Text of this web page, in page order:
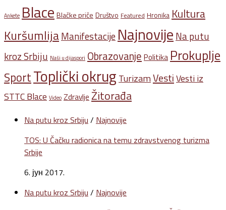
Ankete Blace Blačke priče Društvo Featured Hronika Kultura
KuršumlijaManifestacije Najnovije Na putu
kroz Srbiju Naši u dijaspori Obrazovanje Politika Prokuplje
SportToplički okrug TurizamVestiVesti iz
STTC Blace Video Zdravlje Žitorađa
Na putu kroz Srbiju / Najnovije
TOS: U Čačku radionica na temu zdravstvenog turizma
Srbije
6. јун 2017.
Na putu kroz Srbiju / Najnovije